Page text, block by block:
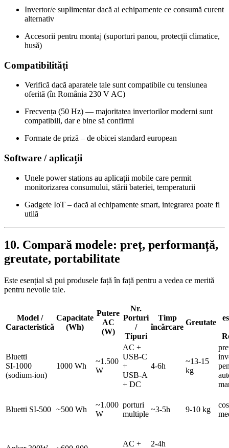
Invertor/e suplimentar dacă ai echipamente ce consumă curent
alternativ
Accesorii pentru montaj (suporturi panou, protecții climatice,
husă)
Compatibilități
Verifică dacă aparatele tale sunt compatibile cu tensiunea
oferită (în România 230 V AC)
Frecvența (50 Hz) — majoritatea invertorilor moderni sunt
compatibili, dar e bine să confirmi
Formate de priză – de obicei standard european
Software / aplicații
Unele power stations au aplicații mobile care permit
monitorizarea consumului, stării bateriei, temperaturii
Gadgete IoT – dacă ai echipamente smart, integrarea poate fi
utilă
10. Compară modele: preț, performanță,
greutate, portabilitate
Este esențial să pui produsele față în față pentru a vedea ce merită
pentru nevoile tale.
Model /
Caracteristică
Capacitate
(Wh)
Putere
AC
(W)
Nr.
Porturi
/
Tipuri
Timp
încărcare
Greutate
Bluetti
SI‑1000
(sodium‑ion)
1000 Wh
~1.500
W
AC +
USB‑C
+
USB‑A
+ DC
4‑6h
~13‑15
kg
Bluetti SI‑500 ~500 Wh
~1.000
W
porturi
multiple
~3‑5h 9‑10 kg
AC +
2‑4h